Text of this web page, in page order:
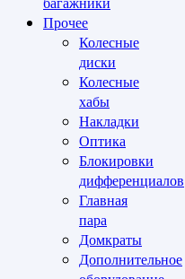
Прочее
Колесные
диски
Колесные
хабы
Накладки
Оптика
Блокировки
дифференциалов
Главная
пара
Домкраты
Дополнительное